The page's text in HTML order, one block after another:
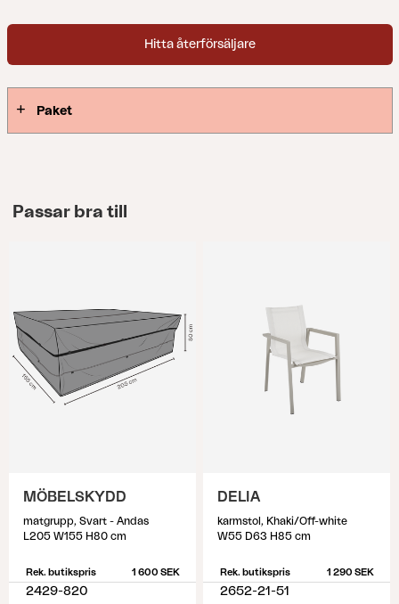
dämpande ljud på bordsskivan. Ingen montering
krävs på stolarna. På bordet krävs lättare
Hitta återförsäljare
Paket
Passar bra till
MÖBELSKYDD
matgrupp, Svart - Andas
L205 W155 H80 cm
Rek. butikspris 1 600 SEK
2429-820
DELIA
karmstol, Khaki/Off-white
W55 D63 H85 cm
Rek. butikspris 1 290 SEK
2652-21-51